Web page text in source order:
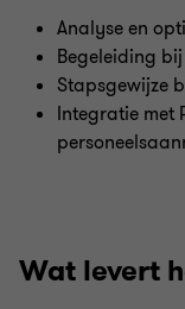
Analyse en
Begeleiding
Stapsgewijze
Integratie met
Wat levert